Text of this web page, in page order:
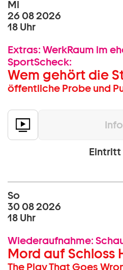
Mi
26 08 2026
18 Uhr
Extras: WerkRaum im
SportScheck:
Wem gehört die
öffentliche Probe und
Info
Eintritt
So
30 08 2026
18 Uhr
Wiederaufnahme:
Mord auf Schloss
The Play That Goes